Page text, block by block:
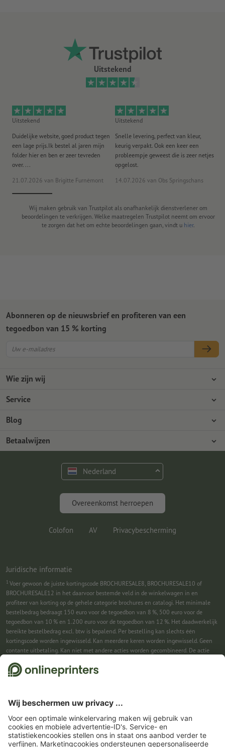
Uitstekend
Uitstekend
Duidelijke website, goed product tegen
een lage prijs.Ik bestel al jaren mijn
folder hier en ben er zeer tevreden
over. ...
21.07.2026 van Brigitte Furnèmont
Uitstekend
Snelle levering, perfect van kleur,
keurig verpakt. Ook een keer een
probleempje geweest die is zeer netjes
opgelost.
14.07.2026 van Obs Springschans
Wij maken gebruik van Trustpilot als onafhankelijk dienstverlener om
beoordelingen te verkrijgen. Welke maatregelen Trustpilot neemt om ervoor
te zorgen dat het om echte beoordelingen gaan, vindt u hier.
Wie zijn wij
Ondernemingen
Milieubescherming
Service
Betaalwijzen
Verzending
Premium programma
Blog
Photoshop-tutorials
Gratis lettertypes en fonts
Marketing en insights
Betaalwijzen
Abonneren op de nieuwsbrief en profiteren van een
tegoedbon van 15 % korting
Nederland
Overeenkomst herroepen
Colofon AV Privacybescherming
Juridische informatie
1 Voer gewoon de juiste kortingscode BROCHURESALE8, BROCHURESALE10 of
BROCHURESALE12 in het daarvoor bestemde veld in de winkelwagen in en
profiteer van korting op de gehele categorie brochures en catalogi. Het minimale
bestelbedrag bedraagt 150 euro voor de tegoedbon van 8 %, 500 euro voor de
tegoedbon van 10 % en 1.200 euro voor de tegoedbon van 12 %. Het daadwerkelijk
bereikte bestelbedrag excl. btw is bepalend. Per bestelling kan slechts één
kortingscode worden ingewisseld. Kan meerdere keren worden ingewisseld. Geen
contante uitbetaling. Kan niet met andere acties worden gecombineerd. De actie
2Je ontvangst eerst een e-mail waarin je de aanmelding voor de nieuwsbrief
ingewisseld. Geen minimumbestelwaarde. Maximale hoogte van de korting: € 150
van de bestelwaarde (netto). Geen contante uitbetaling. Kan niet worden
gecombineerd met andere acties of kortingscodes.De tegoedbon is na ontvangst
zes weken geldig.